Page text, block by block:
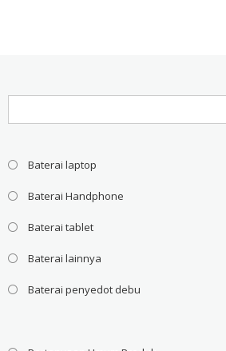
Baterai laptop
Baterai Handphone
Baterai tablet
Baterai lainnya
Baterai penyedot debu